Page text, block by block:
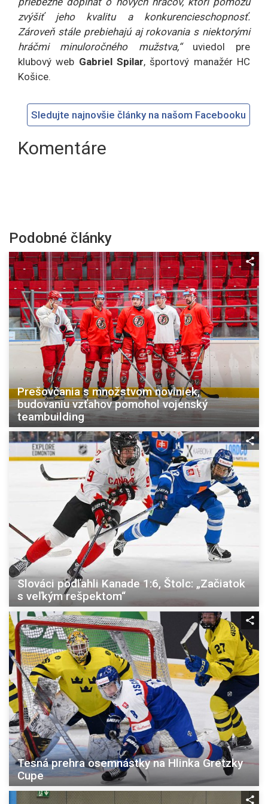
zvýšiť jeho kvalitu a konkurencieschopnosť.
Zároveň stále prebiehajú aj rokovania s niektorými
hráčmi minuloročného mužstva,“ uviedol pre
klubový web Gabriel Spilar, športový manažér HC
Košice.
Sledujte najnovšie články na našom Facebooku
Komentáre
Podobné články
Prešovčania s množstvom noviniek,
budovaniu vzťahov pomohol vojenský
teambuilding
Slováci podľahli Kanade 1:6, Štolc: „Začiatok
s veľkým rešpektom“
Tesná prehra osemnástky na Hlinka Gretzky
Cupe